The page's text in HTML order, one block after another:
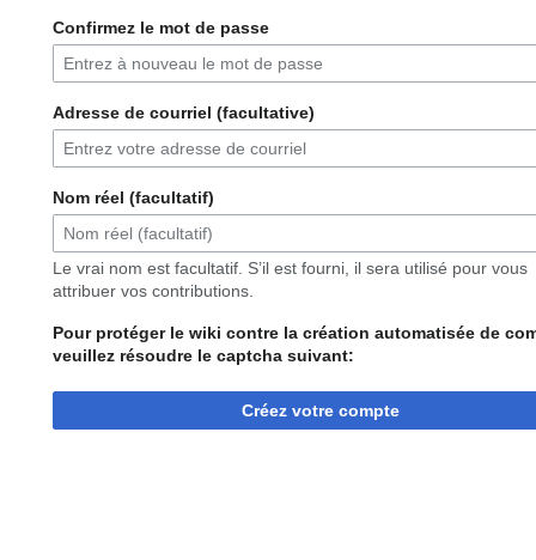
Confirmez le mot de passe
Adresse de courriel (facultative)
Nom réel (facultatif)
Le vrai nom est facultatif. S’il est fourni, il sera utilisé pour vous
attribuer vos contributions.
Pour protéger le wiki contre la création automatisée de
veuillez résoudre le captcha suivant:
Créez votre compte